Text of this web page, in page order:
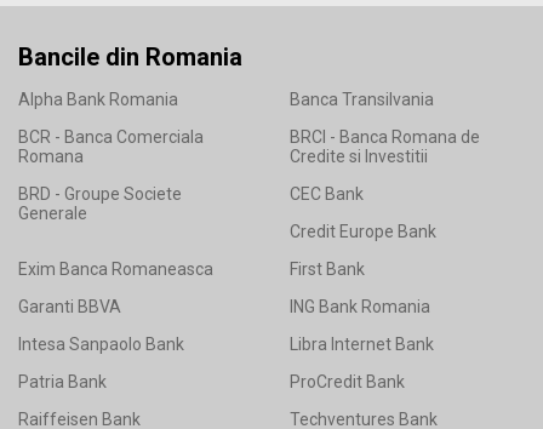
Bancile din Romania
Alpha Bank Romania
Banca Transilvania
BCR - Banca Comerciala
Romana
BRCI - Banca Romana de
Credite si Investitii
BRD - Groupe Societe
Generale
CEC Bank
Credit Europe Bank
Exim Banca Romaneasca
First Bank
Garanti BBVA
ING Bank Romania
Intesa Sanpaolo Bank
Libra Internet Bank
Patria Bank
ProCredit Bank
Raiffeisen Bank
Techventures Bank